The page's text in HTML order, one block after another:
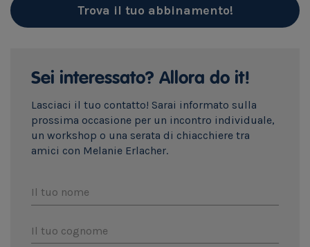
Trova il tuo abbinamento!
Sei interessato? Allora do it!
Lasciaci il tuo contatto! Sarai informato sulla
prossima occasione per un incontro individuale,
un workshop o una serata di chiacchiere tra
amici con Melanie Erlacher.
Il tuo nome
Il tuo cognome